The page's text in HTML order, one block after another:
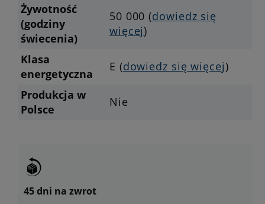
Żywotność
(godziny
świecenia)
50 000 (dowiedz się
więcej)
Klasa
energetyczna
E (dowiedz się więcej)
Produkcja w
Polsce
Nie
45 dni na zwrot